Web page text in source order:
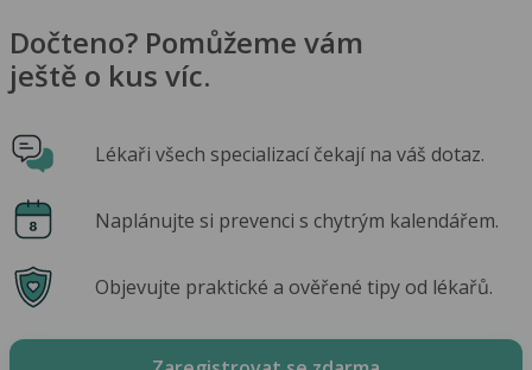
Dočteno? Pomůžeme vám
ještě o kus víc.
Lékaři všech specializací čekají na váš dotaz.
Naplánujte si prevenci s chytrým kalendářem.
Objevujte praktické a ověřené tipy od lékařů.